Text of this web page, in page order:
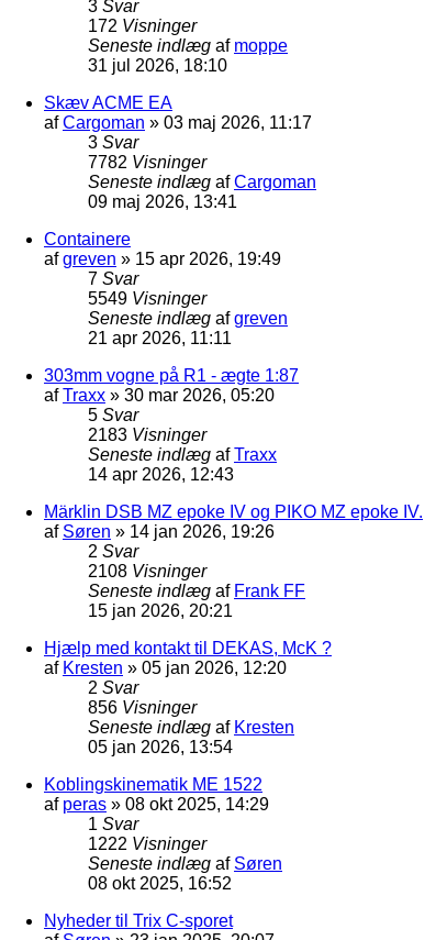
3 Svar
172 Visninger
Seneste indlæg af moppe
31 jul 2026, 18:10
Skæv ACME EA
afCargoman » 03 maj 2026, 11:17
3 Svar
7782 Visninger
Seneste indlæg afCargoman
09 maj 2026, 13:41
Containere
afgreven » 15 apr 2026, 19:49
7 Svar
5549 Visninger
Seneste indlæg afgreven
21 apr 2026, 11:11
303mm vogne på R1 - ægte 1:87
afTraxx » 30 mar 2026, 05:20
5 Svar
2183 Visninger
Seneste indlæg afTraxx
14 apr 2026, 12:43
Märklin DSB MZ epoke IV og PIKO MZ epoke IV.
af Søren » 14 jan 2026, 19:26
2 Svar
2108 Visninger
Seneste indlæg af Frank FF
15 jan 2026, 20:21
Hjælp med kontakt til DEKAS, McK ?
af Kresten » 05 jan 2026, 12:20
2 Svar
856 Visninger
Seneste indlæg af Kresten
05 jan 2026, 13:54
Koblingskinematik ME 1522
af peras » 08 okt 2025, 14:29
1 Svar
1222 Visninger
Seneste indlæg af Søren
08 okt 2025, 16:52
Nyheder til Trix C-sporet